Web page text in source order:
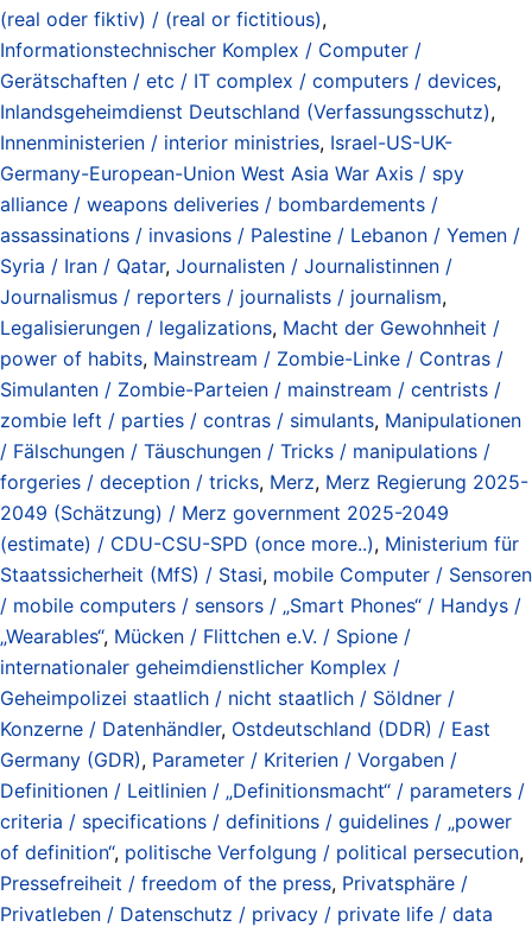
(real oder fiktiv) / (real or fictitious),
Informationstechnischer Komplex / Computer /
Gerätschaften / etc / IT complex / computers / devices,
Inlandsgeheimdienst Deutschland (Verfassungsschutz),
Innenministerien / interior ministries, Israel-US-UK-
Germany-European-Union West Asia War Axis / spy
alliance / weapons deliveries / bombardements /
assassinations / invasions / Palestine / Lebanon / Yemen /
Syria / Iran / Qatar, Journalisten / Journalistinnen /
Journalismus / reporters / journalists / journalism,
Legalisierungen / legalizations, Macht der Gewohnheit /
power of habits, Mainstream / Zombie-Linke / Contras /
Simulanten / Zombie-Parteien / mainstream / centrists /
zombie left / parties / contras / simulants, Manipulationen
/ Fälschungen / Täuschungen / Tricks / manipulations /
forgeries / deception / tricks, Merz, Merz Regierung 2025-
2049 (Schätzung) / Merz government 2025-2049
(estimate) / CDU-CSU-SPD (once more..), Ministerium für
Staatssicherheit (MfS) / Stasi, mobile Computer / Sensoren
/ mobile computers / sensors / „Smart Phones“ / Handys /
„Wearables“, Mücken / Flittchen e.V. / Spione /
internationaler geheimdienstlicher Komplex /
Geheimpolizei staatlich / nicht staatlich / Söldner /
Konzerne / Datenhändler, Ostdeutschland (DDR) / East
Germany (GDR), Parameter / Kriterien / Vorgaben /
Definitionen / Leitlinien / „Definitionsmacht“ / parameters /
criteria / specifications / definitions / guidelines / „power
of definition“, politische Verfolgung / political persecution,
Pressefreiheit / freedom of the press, Privatsphäre /
Privatleben / Datenschutz / privacy / private life / data